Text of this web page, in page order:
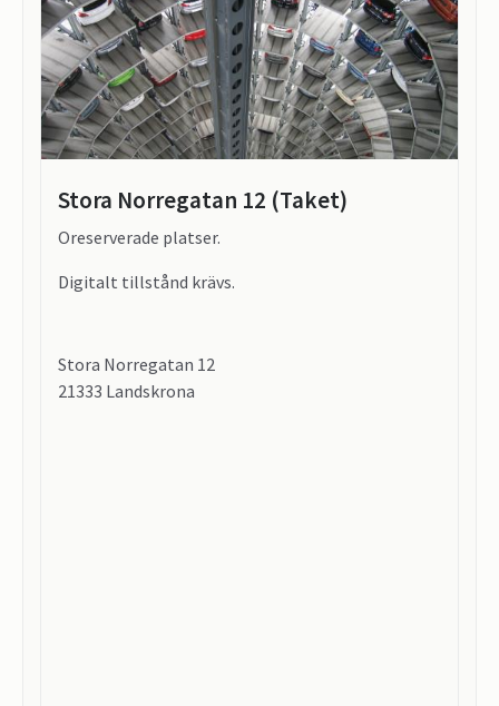
Stora Norregatan 12 (Taket)
Oreserverade platser.
Digitalt tillstånd krävs.
Stora Norregatan 12
21333 Landskrona